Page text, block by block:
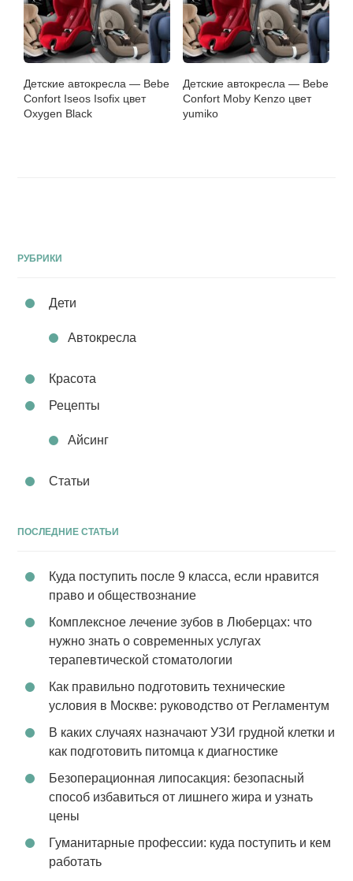
Детские автокресла — Bebe
Confort Iseos Isofix цвет
Oxygen Black
Детские автокресла — Bebe
Confort Moby Kenzo цвет
yumiko
РУБРИКИ
Дети
Автокресла
Красота
Рецепты
Айсинг
Статьи
ПОСЛЕДНИЕ СТАТЬИ
Куда поступить после 9 класса, если нравится
право и обществознание
Комплексное лечение зубов в Люберцах: что
нужно знать о современных услугах
терапевтической стоматологии
Как правильно подготовить технические
условия в Москве: руководство от Регламентум
В каких случаях назначают УЗИ грудной клетки и
как подготовить питомца к диагностике
Безоперационная липосакция: безопасный
способ избавиться от лишнего жира и узнать
цены
Гуманитарные профессии: куда поступить и кем
работать